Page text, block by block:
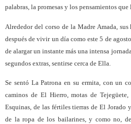
palabras, la promesas y los pensamientos
Alrededor del corso de la Madre Amada,
después de vivir un día como este 5 de
de alargar un instante más una intensa
segundos extras, sentirse cerca de Ella.
Se sentó La Patrona en su ermita, con un
caminos de El Hierro, motas de
Esquinas, de las fértiles tierras de El
de la ropa de los bailarines, y como no,